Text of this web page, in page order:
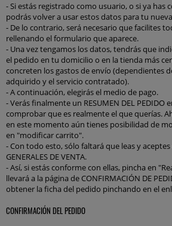
- Si estás registrado como usuario, o si ya
podrás volver a usar estos datos para tu
- De lo contrario, será necesario que facilites
rellenando el formulario que aparece.
- Una vez tengamos los datos, tendrás que
el pedido en tu domicilio o en la tienda más
concreten los gastos de envío (dependientes
adquirido y el servicio contratado).
- A continuación, elegirás el medio de pago.
- Verás finalmente un RESUMEN DEL PEDIDO
comprobar que es realmente el que querías.
en este momento aún tienes posibilidad de
en "modificar carrito".
- Con todo esto, sólo faltará que leas y aceptes
GENERALES DE VENTA.
- Así, si estás conforme con ellas, pincha en
llevará a la página de CONFIRMACIÓN DE
obtener la ficha del pedido pinchando en el
CONFIRMACIÓN DEL PEDIDO